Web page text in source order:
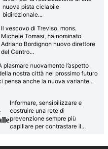
nuova pista ciclabile
bidirezionale...
Il vescovo di Treviso, mons.
Michele Tomasi, ha nominato
Adriano Bordignon nuovo direttore
del Centro...
plasmare nuovamente l’aspetto
nostra città nel prossimo futuro
pensa anche la nuova variante...
Informare, sensibilizzare e
costruire una rete di
prevenzione sempre più
capillare per contrastare il...